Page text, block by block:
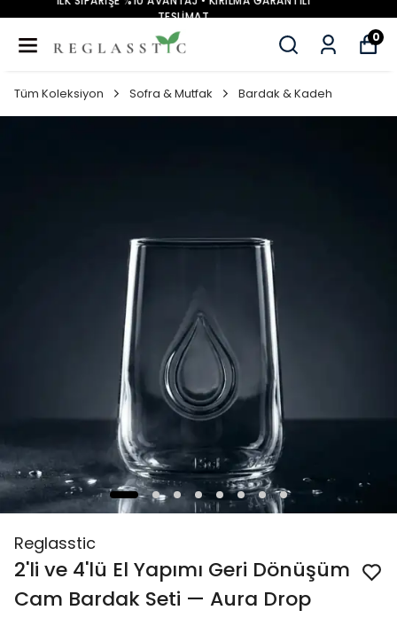
TESLİMAT
0
Tüm Koleksiyon Sofra & Mutfak Bardak & Kadeh
Reglasstic
2'li ve 4'lü El Yapımı Geri Dönüşüm
Cam Bardak Seti — Aura Drop